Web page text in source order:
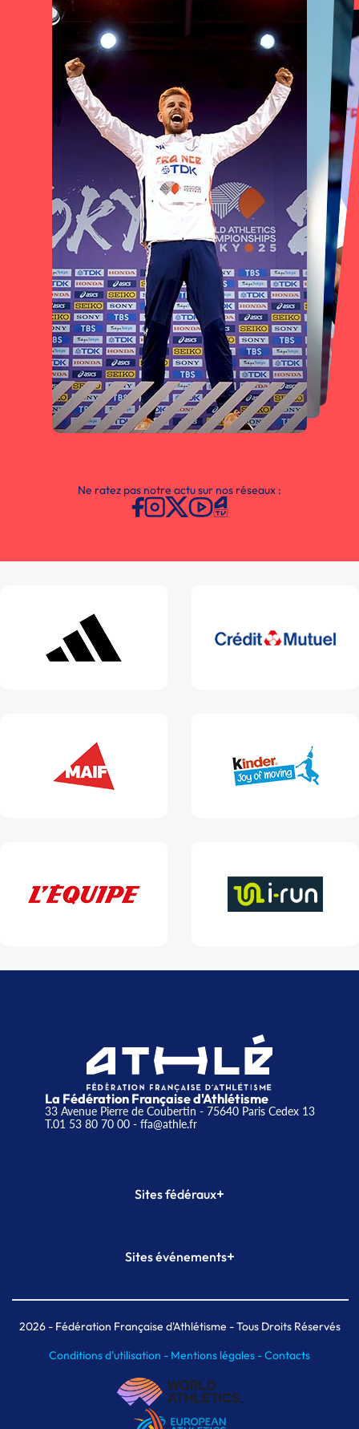
Ne ratez pas notre actu sur nos réseaux :
La Fédération Française d'Athlétisme
33 Avenue Pierre de Coubertin - 75640 Paris Cedex 13
T.01 53 80 70 00- ffa@athle.fr
Sites fédéraux+
Plateforme Formation
Sites événements+
Meeting de Paris indoor
MAIF Ekiden de Paris
2026- Fédération Française d'Athlétisme - Tous Droits Réservés
Conditions d'utilisation - Mentions légales -Contacts